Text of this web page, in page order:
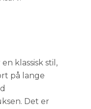
klassisk stil,
på lange
Det er